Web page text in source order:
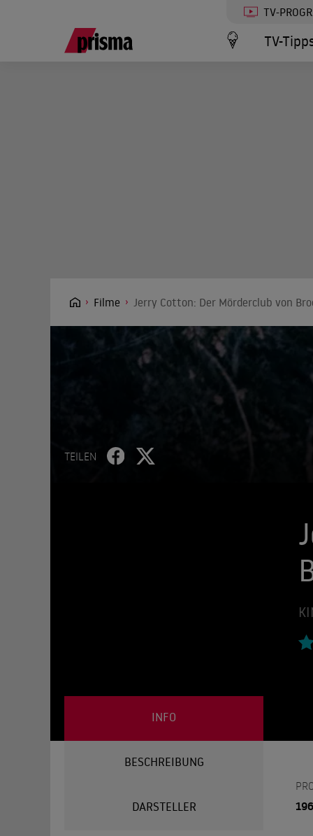
TV-
TV-
Filme Jerry Cotton: Der Mörderclub von
TEILEN
INFO
BESCHREIBUNG
DARSTELLER